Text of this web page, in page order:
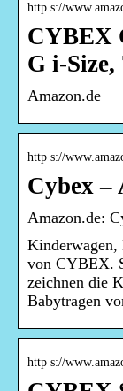
http s://
CYBEX
G i-Size,
Amazon.de
http s://
Cybex –
Amazon.de:
Kinderwagen,
von CYBEX.
zeichnen die
Babytragen
http s://